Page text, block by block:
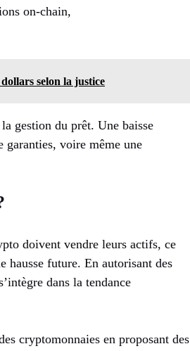
on-chain,
selon la justice
gestion du prêt. Une baisse
garanties, voire même une
doivent vendre leurs actifs, ce
hausse future. En autorisant des
dans la tendance
cryptomonnaies en proposant des